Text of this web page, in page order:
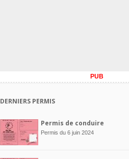
PUB
DERNIERS PERMIS
Permis de conduire
Permis du 6 juin 2024